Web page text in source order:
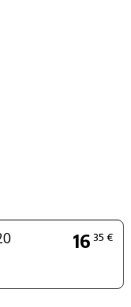
16 35 €